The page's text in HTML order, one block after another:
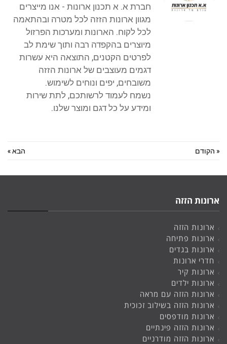
חברת א. א תכנון ארונות - אנו מייצרים
מגוון ארונות הזזה לכל מטרה ובהתאמה
לכל לקוח. הארונות ומערכות הפרזול
מיוצרים בהקפדה רבה ותוך שימת לב
לפרטים הקטנים, התוצאה היא עשרות
דגמים מעוצבים של ארונות הזזה
משובחים, יפים ונוחים לשימוש.
נשמח לעמוד לרשותכם, לתת שירות
ומידע על כל דגם ומוצר שלנו.
« הקודם הבא »
ארונות הזזה
ארונות הזזה
ארונות פתיחה
ארונות בגדים
חדרי ארונות
ארונות קיר
ארונות ילדים
ארונות הזזה עם מראה
ארונות הזזה בשילוב זכוכית
ארונות מודפסים
ארונות הזזה פינתיים
ארונות הזזה מודרניים